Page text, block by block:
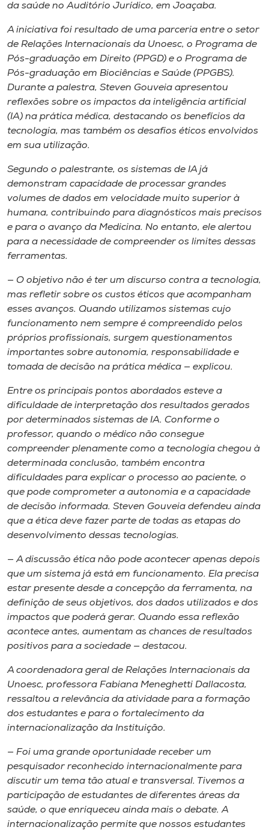
Museu
Unoesc
Store
Selecione
o idioma
A+
A-
da saúde no Auditório Jurídico, em Joaçaba.
A iniciativa foi resultado de uma parceria entre o setor
de Relações Internacionais da Unoesc, o Programa de
Pós-graduação em Direito (PPGD) e o Programa de
Pós-graduação em Biociências e Saúde (PPGBS).
Durante a palestra, Steven Gouveia apresentou
reflexões sobre os impactos da inteligência artificial
(IA) na prática médica, destacando os benefícios da
tecnologia, mas também os desafios éticos envolvidos
em sua utilização.
Segundo o palestrante, os sistemas de IA já
demonstram capacidade de processar grandes
volumes de dados em velocidade muito superior à
humana, contribuindo para diagnósticos mais precisos
e para o avanço da Medicina. No entanto, ele alertou
para a necessidade de compreender os limites dessas
ferramentas.
— O objetivo não é ter um discurso contra a tecnologia,
mas refletir sobre os custos éticos que acompanham
esses avanços. Quando utilizamos sistemas cujo
funcionamento nem sempre é compreendido pelos
próprios profissionais, surgem questionamentos
importantes sobre autonomia, responsabilidade e
tomada de decisão na prática médica — explicou.
Entre os principais pontos abordados esteve a
dificuldade de interpretação dos resultados gerados
por determinados sistemas de IA. Conforme o
professor, quando o médico não consegue
compreender plenamente como a tecnologia chegou à
determinada conclusão, também encontra
dificuldades para explicar o processo ao paciente, o
que pode comprometer a autonomia e a capacidade
de decisão informada. Steven Gouveia defendeu ainda
que a ética deve fazer parte de todas as etapas do
desenvolvimento dessas tecnologias.
— A discussão ética não pode acontecer apenas depois
que um sistema já está em funcionamento. Ela precisa
estar presente desde a concepção da ferramenta, na
definição de seus objetivos, dos dados utilizados e dos
impactos que poderá gerar. Quando essa reflexão
acontece antes, aumentam as chances de resultados
positivos para a sociedade — destacou.
A coordenadora geral de Relações Internacionais da
Unoesc, professora Fabiana Meneghetti Dallacosta,
ressaltou a relevância da atividade para a formação
dos estudantes e para o fortalecimento da
internacionalização da Instituição.
— Foi uma grande oportunidade receber um
pesquisador reconhecido internacionalmente para
discutir um tema tão atual e transversal. Tivemos a
participação de estudantes de diferentes áreas da
saúde, o que enriqueceu ainda mais o debate. A
internacionalização permite que nossos estudantes